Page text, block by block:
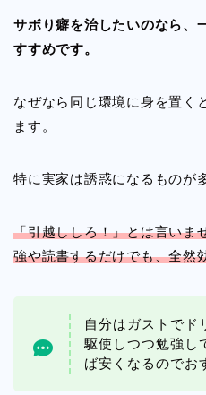
サボり癖を治したいのなら、
すすめです。
なぜなら同じ環境に身を置く
ます。
特に実家は誘惑になるものが
「引越ししろ！」とは言いま
強や読書するだけでも、全然
自分はガストでド
駆使しつつ勉強し
ば安くなるのでお